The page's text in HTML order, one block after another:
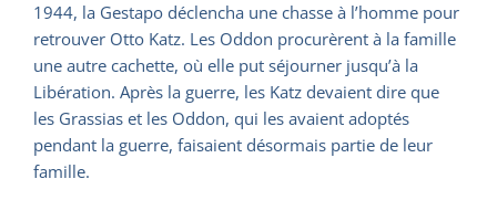
1944, la Gestapo déclencha une chasse à l’homme pour
retrouver Otto Katz. Les Oddon procurèrent à la famille
une autre cachette, où elle put séjourner jusqu’à la
Libération. Après la guerre, les Katz devaient dire que
les Grassias et les Oddon, qui les avaient adoptés
pendant la guerre, faisaient désormais partie de leur
famille.